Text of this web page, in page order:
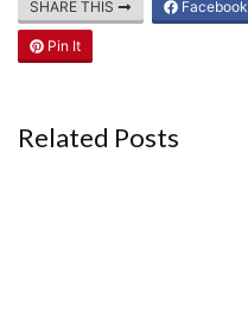
SHARE THIS Facebook
Pin It
Related Posts